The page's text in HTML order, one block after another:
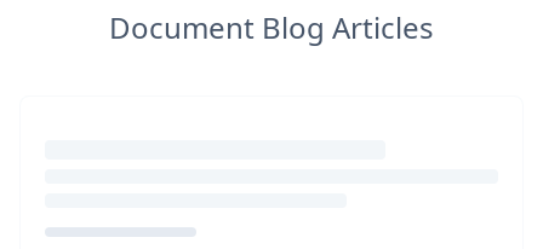
Document Blog Articles